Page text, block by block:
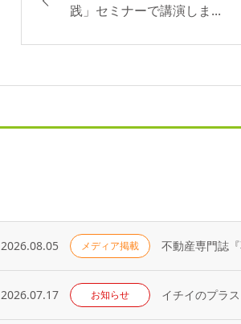
践」セミナーで講演しま...
2026.08.05 メディア掲載
2026.07.17 お知らせ イチイのプラ